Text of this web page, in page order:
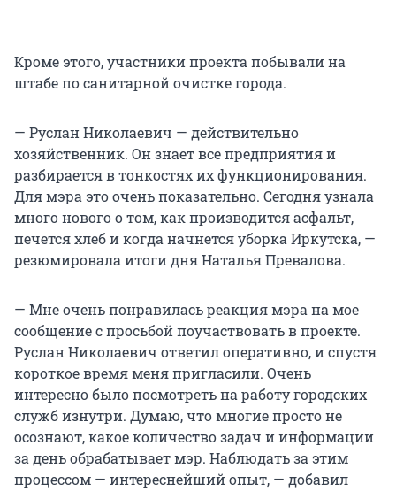
Кроме этого, участники проекта побывали на
штабе по санитарной очистке города.
— Руслан Николаевич — действительно
хозяйственник. Он знает все предприятия и
разбирается в тонкостях их функционирования.
Для мэра это очень показательно. Сегодня узнала
много нового о том, как производится асфальт,
печется хлеб и когда начнется уборка Иркутска, —
резюмировала итоги дня Наталья Превалова.
— Мне очень понравилась реакция мэра на мое
сообщение с просьбой поучаствовать в проекте.
Руслан Николаевич ответил оперативно, и спустя
короткое время меня пригласили. Очень
интересно было посмотреть на работу городских
служб изнутри. Думаю, что многие просто не
осознают, какое количество задач и информации
за день обрабатывает мэр. Наблюдать за этим
процессом — интереснейший опыт, — добавил